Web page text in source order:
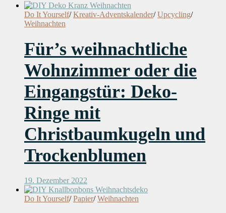
Do It Yourself/ Kreativ-Adventskalender/ Upcycling/
Weihnachten
Für’s weihnachtliche
Wohnzimmer oder die
Eingangstür: Deko-
Ringe mit
Christbaumkugeln und
Trockenblumen
19. Dezember 2022
Do It Yourself/ Papier/ Weihnachten